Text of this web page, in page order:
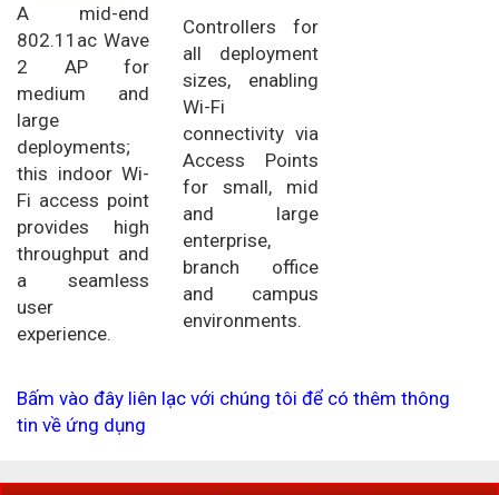
A mid-end
802.11ac Wave
2 AP for
medium and
large
deployments;
this indoor Wi-
Fi access point
provides high
throughput and
a seamless
user
experience.
Controllers for
all deployment
sizes, enabling
Wi-Fi
connectivity via
Access Points
for small, mid
and large
enterprise,
branch office
and campus
environments.
Bấm vào đây liên lạc với chúng tôi để có thêm thông
tin về ứng dụng